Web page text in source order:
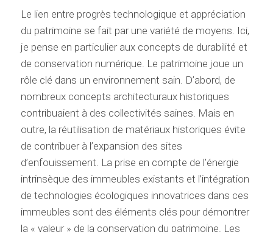
Le lien entre progrès technologique et appréciation
du patrimoine se fait par une variété de moyens. Ici,
je pense en particulier aux concepts de durabilité et
de conservation numérique. Le patrimoine joue un
rôle clé dans un environnement sain. D’abord, de
nombreux concepts architecturaux historiques
contribuaient à des collectivités saines. Mais en
outre, la réutilisation de matériaux historiques évite
de contribuer à l’expansion des sites
d’enfouissement. La prise en compte de l’énergie
intrinsèque des immeubles existants et l’intégration
de technologies écologiques innovatrices dans ces
immeubles sont des éléments clés pour démontrer
la « valeur » de la conservation du patrimoine. Les